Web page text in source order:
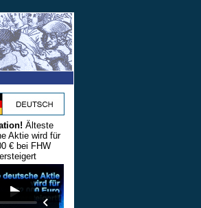
Älteste
Aktie wird für
€ bei FHW